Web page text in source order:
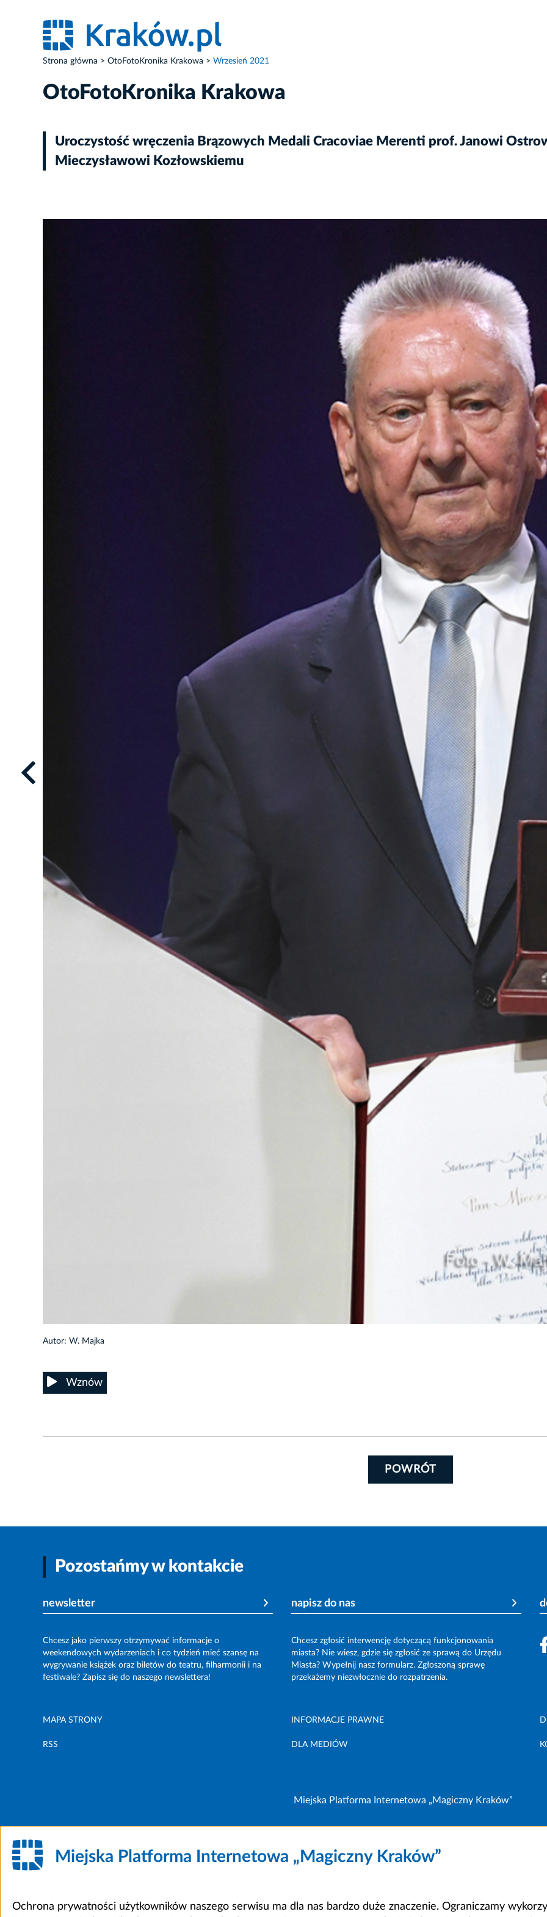
Strona główna OtoFotoKronika Krakowa Wrzesień 2021
OtoFotoKronika Krakowa
Uroczystość wręczenia Brązowych Medali Cracoviae Merenti prof. Janowi
Mieczysławowi Kozłowskiemu
Autor: W. Majka
Wznów
POWRÓT
Pozostańmy w kontakcie
newsletter
Chcesz jako pierwszy otrzymywać informacje o
weekendowych wydarzeniach i co tydzień mieć szansę na
wygrywanie książek oraz biletów do teatru, filharmonii i na
festiwale? Zapisz się do naszego newslettera!
napisz do nas
Chcesz zgłosić interwencję dotyczącą funkcjonowania
miasta? Nie wiesz, gdzie się zgłosić ze sprawą do Urzędu
Miasta? Wypełnij nasz formularz. Zgłoszoną sprawę
przekażemy niezwłocznie do rozpatrzenia.
MAPA STRONY INFORMACJE PRAWNE
RSS DLA MEDIÓW
Miejska Platforma Internetowa „Magiczny Kraków”
Miejska Platforma Internetowa „Magiczny Kraków”
Ochrona prywatności użytkowników naszego serwisu ma dla nas bardzo duże znaczenie. Ograniczamy